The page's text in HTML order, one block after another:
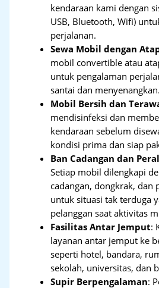
kendaraan kami dengan
USB, Bluetooth, Wifi)
perjalanan.
Sewa Mobil dengan
mobil convertible atau
untuk pengalaman
santai dan menyenangkan.
Mobil Bersih dan
mendisinfeksi dan
kendaraan sebelum
kondisi prima dan siap
Ban Cadangan dan
Setiap mobil dilengkapi
cadangan, dongkrak, dan
untuk situasi tak terduga
pelanggan saat aktivitas
Fasilitas Antar Jemput:
layanan antar jemput ke
seperti hotel, bandara,
sekolah, universitas, dan
Supir Berpengalaman: